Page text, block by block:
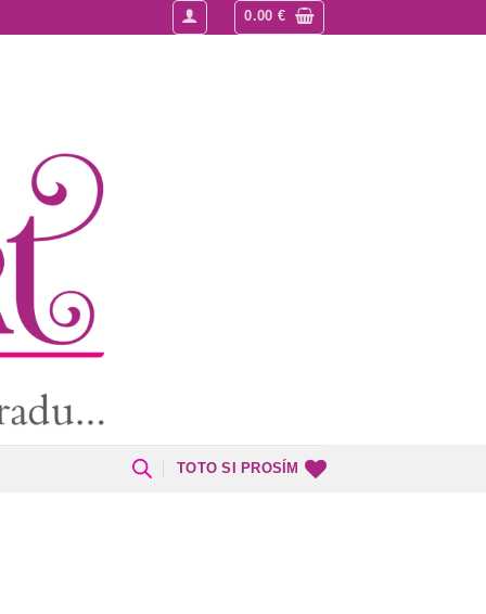
0.00€
TOTO SI PROSÍM